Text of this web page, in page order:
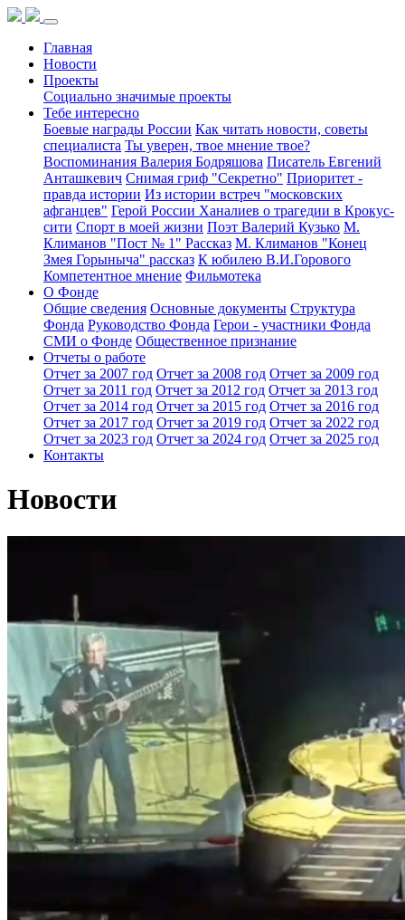
Главная
Новости
Проекты
Социально значимые проекты
Тебе интересно
Боевые награды России Как читать новости, советы
специалиста Ты уверен, твое мнение твое?
Воспоминания Валерия Бодряшова Писатель Евгений
Анташкевич Снимая гриф "Секретно" Приоритет -
правда истории Из истории встреч "московских
афганцев" Герой России Ханалиев о трагедии в Крокус-
сити Спорт в моей жизни Поэт Валерий Кузько М.
Климанов "Пост № 1" Рассказ М. Климанов "Конец
Змея Горыныча" рассказ К юбилею В.И.Горового
Компетентное мнение Фильмотека
О Фонде
Общие сведения Основные документы Структура
Фонда Руководство Фонда Герои - участники Фонда
СМИ о Фонде Общественное признание
Отчеты о работе
Отчет за 2007 год Отчет за 2008 год Отчет за 2009 год
Отчет за 2011 год Отчет за 2012 год Отчет за 2013 год
Отчет за 2014 год Отчет за 2015 год Отчет за 2016 год
Отчет за 2017 год Отчет за 2019 год Отчет за 2022 год
Отчет за 2023 год Отчет за 2024 год Отчет за 2025 год
Контакты
Новости